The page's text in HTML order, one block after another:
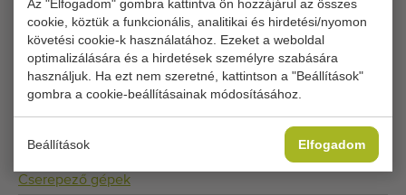
Az "Elfogadom" gombra kattintva ön hozzájárul az összes
cookie, köztük a funkcionális, analitikai és hirdetési/nyomon
követési cookie-k használatához. Ezeket a weboldal
optimalizálására és a hirdetések személyre szabására
használjuk. Ha ezt nem szeretné, kattintson a "Beállítások"
gombra a cookie-beállításainak módosításához.
Beállítások Elfogadom
Állítsa be cookie-beállításait a hozzáféréshez.
COOKIE-BEÁLLÍTÁSOK MÓDOSÍTÁSA
Cserepező gépek